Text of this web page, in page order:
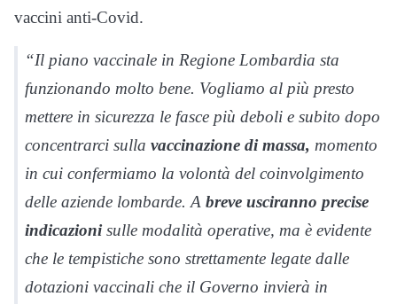
vaccini anti-Covid.
“Il piano vaccinale in Regione Lombardia sta
funzionando molto bene. Vogliamo al più presto
mettere in sicurezza le fasce più deboli e subito dopo
concentrarci sulla vaccinazione di massa, momento
in cui confermiamo la volontà del coinvolgimento
delle aziende lombarde. A breve usciranno precise
indicazionisulle modalità operative, ma è evidente
che le tempistiche sono strettamente legate dalle
dotazioni vaccinali che il Governo invierà in